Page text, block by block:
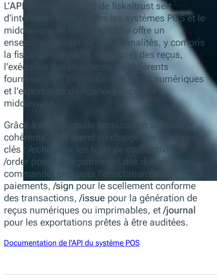
L’API du système POS de fiskaltrust sert
d’interface centrale entre les systèmes POS et le
middleware de fiskaltrust. Elle offre un
ensemble complet de fonctionnalités, y compris
la fiscalisation (ou la signature) des reçus,
l’exécution des paiements via différents
fournisseurs, l’impression de reçus numériques
et l’exportation de données depuis le
middleware.
Grâce à des points de terminaison simples et
cohérents, l’API prend en charge des fonctions
clés : /echo
pour les tests de connectivité,
/order pour l’enregistrement des données de
commande,
pour l’affectation des
paiements,/sign pour le scellement conforme
des transactions,/issue pour la génération de
reçus numériques ou imprimables, et/journal
pour les exportations prêtes à être auditées.
Documentation de l'API du système POS